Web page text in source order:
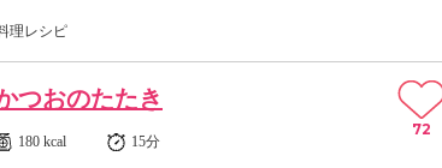
理レシピ
つおのたたき
180 kcal 15分
72